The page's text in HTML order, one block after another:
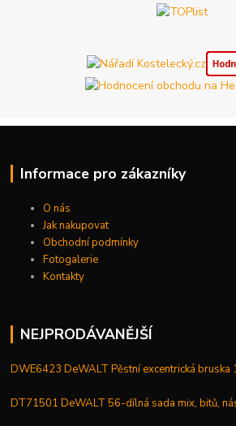
Informace pro zákazníky
O nás
Jak nakupovat
Obchodní podmínky
Fotogalerie
Kontakty
NEJPRODÁVANĚJŠÍ
DWE6423 DeWALT Pěstní excentrická bruska
DT71501 DeWALT 56-dílná sada mix, bitů,